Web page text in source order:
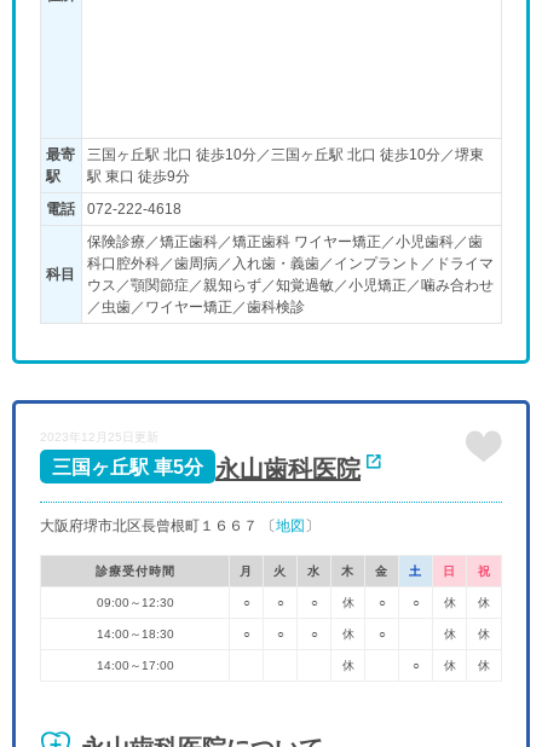
最寄
駅
三国ヶ丘駅 北口 徒歩10分／三国ヶ丘駅 北口 徒歩10分／堺東
駅 東口 徒歩9分
電話
072-222-4618
科目
保険診療／矯正歯科／矯正歯科 ワイヤー矯正／小児歯科／歯
科口腔外科／歯周病／入れ歯・義歯／インプラント／ドライマ
ウス／顎関節症／親知らず／知覚過敏／小児矯正／噛み合わせ
／虫歯／ワイヤー矯正／歯科検診
2023年12月25日更新
永山歯科医院
三国ヶ丘駅 車5分
大阪府堺市北区長曾根町１６６７ 〔地図 〕
診療受付時間 月 火 水 木 金 土 日 祝
09:00～12:30 ○ ○ ○ 休 ○ ○ 休 休
14:00～18:30 ○ ○ ○ 休 ○ 休 休
14:00～17:00 休 ○ 休 休